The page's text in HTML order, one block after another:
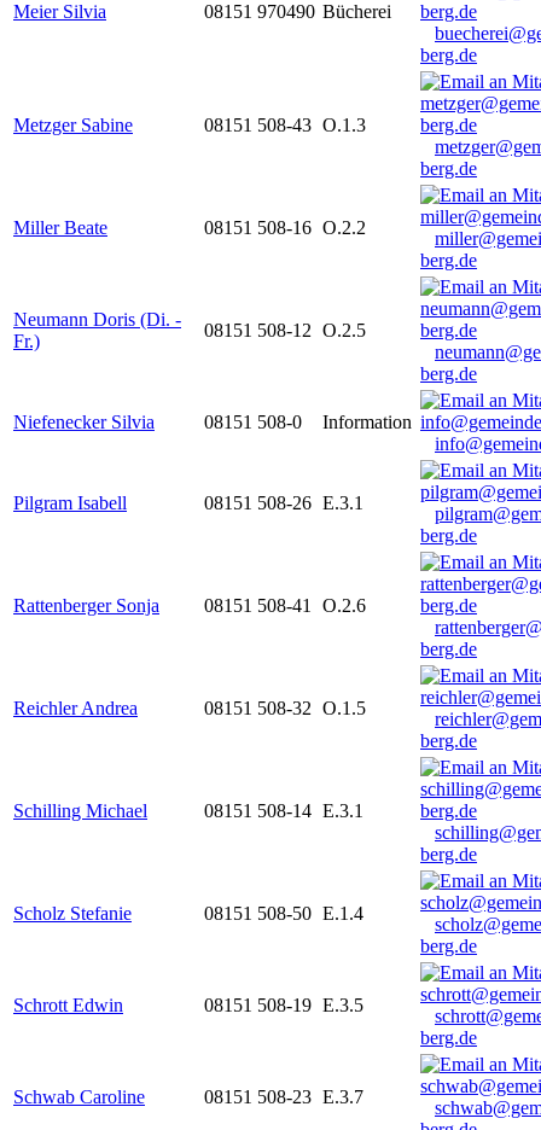
Meier Silvia 08151 970490 Bücherei
berg.de
Metzger Sabine 08151 508-43 O.1.3
berg.de
Miller Beate 08151 508-16 O.2.2
berg.de
Neumann Doris (Di. -
Fr.)
08151 508-12 O.2.5
berg.de
Niefenecker Silvia 08151 508-0
Information
Pilgram Isabell 08151 508-26 E.3.1
berg.de
Rattenberger Sonja 08151 508-41
O.2.6
berg.de
Reichler Andrea 08151 508-32 O.1.5
berg.de
Schilling Michael 08151 508-14 E.3.1
berg.de
Scholz Stefanie 08151 508-50 E.1.4
berg.de
Schrott Edwin 08151 508-19 E.3.5
berg.de
Schwab Caroline 08151 508-23 E.3.7